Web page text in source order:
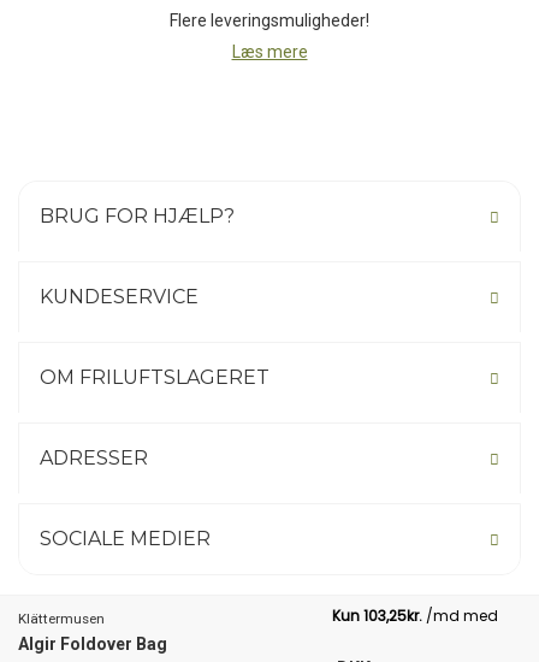
Klättermusen
Algir Foldover Bag
Flere leveringsmuligheder!
Læs mere
BRUG FOR HJÆLP?
KUNDESERVICE
OM FRILUFTSLAGERET
ADRESSER
SOCIALE MEDIER
Not your country? Click here.